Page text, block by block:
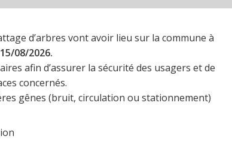
d’arbres vont avoir lieu sur la commune à
08/2026.
afin d’assurer la sécurité des usagers et de
concernés.
gênes (bruit, circulation ou stationnement)